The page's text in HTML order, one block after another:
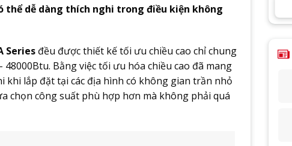
thể dễ dàng thích nghi trong điều kiện không
Series đều được thiết kế tối ưu chiều cao chỉ chung
48000Btu. Bằng việc tối ưu hóa chiều cao đã mang
khi lắp đặt tại các địa hình có không gian trần nhỏ
chọn công suất phù hợp hơn mà không phải quá